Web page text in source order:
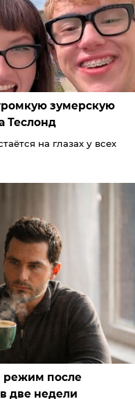
зумерскую
Теслонд
на глазах у всех
режим после
две недели